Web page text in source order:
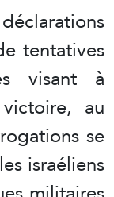
tentatives
visant à
au
se
israéliens